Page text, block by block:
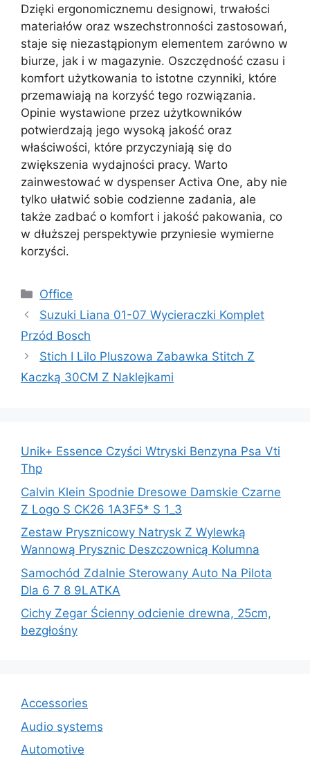
Dzięki ergonomicznemu designowi, trwałości
materiałów oraz wszechstronności zastosowań,
staje się niezastąpionym elementem zarówno w
biurze, jak i w magazynie. Oszczędność czasu i
komfort użytkowania to istotne czynniki, które
przemawiają na korzyść tego rozwiązania.
Opinie wystawione przez użytkowników
potwierdzają jego wysoką jakość oraz
właściwości, które przyczyniają się do
zwiększenia wydajności pracy. Warto
zainwestować w dyspenser Activa One, aby nie
tylko ułatwić sobie codzienne zadania, ale
także zadbać o komfort i jakość pakowania, co
w dłuższej perspektywie przyniesie wymierne
korzyści.
Kategorie
Office
Suzuki Liana 01-07 Wycieraczki Komplet
Przód Bosch
Stich I Lilo Pluszowa Zabawka Stitch Z
Kaczką 30CM Z Naklejkami
Unik+ Essence Czyści Wtryski Benzyna Psa Vti
Thp
Calvin Klein Spodnie Dresowe Damskie Czarne
Z Logo S CK26 1A3F5* S 1_3
Zestaw Prysznicowy Natrysk Z Wylewką
Wannową Prysznic Deszczownicą Kolumna
Samochód Zdalnie Sterowany Auto Na Pilota
Dla 6 7 8 9LATKA
Cichy Zegar Ścienny odcienie drewna, 25cm,
bezgłośny
Accessories
Audio systems
Automotive